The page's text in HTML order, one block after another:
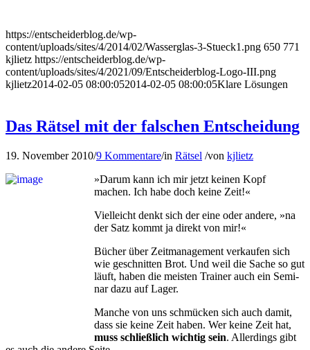
https://entscheiderblog.de/wp-
content/uploads/sites/4/2014/02/Wasserglas-3-Stueck1.png 650 771
kjlietz https://entscheiderblog.de/wp-
content/uploads/sites/4/2021/09/Entscheiderblog-Logo-III.png
kjlietz2014-02-05 08:00:052014-02-05 08:00:05Klare Lösungen
Das Rätsel mit der falschen Entscheidung
19. November 2010/9 Kommentare/in Rätsel /von kjlietz
»Darum kann ich mir jetzt keinen Kopf
machen. Ich habe doch keine Zeit!«
Vielleicht denkt sich der eine oder andere, »na
der Satz kommt ja di­rekt von mir!«
Bücher über Zeitmanagement verkaufen sich
wie geschnitten Brot. Und weil die Sache so gut
läuft, haben die meisten Trainer auch ein Semi­
nar dazu auf Lager.
Manche von uns schmücken sich auch damit,
dass sie keine Zeit ha­ben. Wer keine Zeit hat,
muss schließlich wichtig sein. Allerdings gibt